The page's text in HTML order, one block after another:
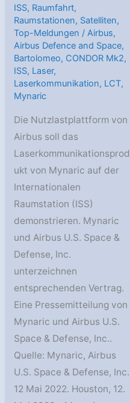
ISS, Raumfahrt,
Raumstationen, Satelliten,
Top-Meldungen /Airbus,
Airbus Defence and Space,
Bartolomeo, CONDOR Mk2,
ISS, Laser,
Laserkommunikation, LCT,
Mynaric
Die Nutzlastplattform von
Airbus soll das
Laserkommunikationsprod
ukt von Mynaric auf der
Internationalen
Raumstation (ISS)
demonstrieren. Mynaric
und Airbus U.S. Space &
Defense, Inc.
unterzeichnen
entsprechenden Vertrag.
Eine Pressemitteilung von
Mynaric und Airbus U.S.
Space & Defense, Inc..
Quelle: Mynaric, Airbus
U.S. Space & Defense, Inc.
12 Mai 2022. Houston, 12.